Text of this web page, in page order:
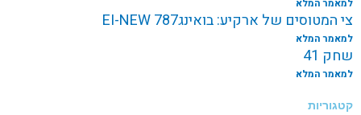
למאמר המלא
צי המטוסים של ארקיע: בואינג787 EI-NEW
למאמר המלא
שחק 41
למאמר המלא
קטגוריות